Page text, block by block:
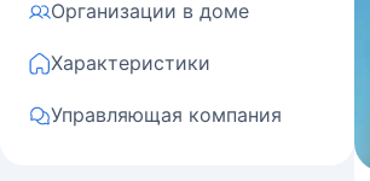
Организации в доме
Характеристики
Управляющая компания